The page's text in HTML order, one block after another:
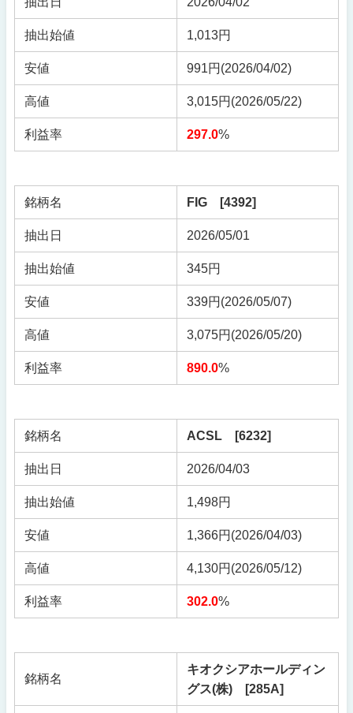
抽出始値 1,013円
安値 991円(2026/04/02)
高値 3,015円(2026/05/22)
利益率 297.0%
銘柄名 FIG [4392]
抽出日 2026/05/01
抽出始値 345円
安値 339円(2026/05/07)
高値 3,075円(2026/05/20)
利益率 890.0%
銘柄名 ACSL [6232]
抽出日 2026/04/03
抽出始値 1,498円
安値 1,366円(2026/04/03)
高値 4,130円(2026/05/12)
利益率 302.0%
銘柄名
キオクシアホールディン
グス(株) [285A]